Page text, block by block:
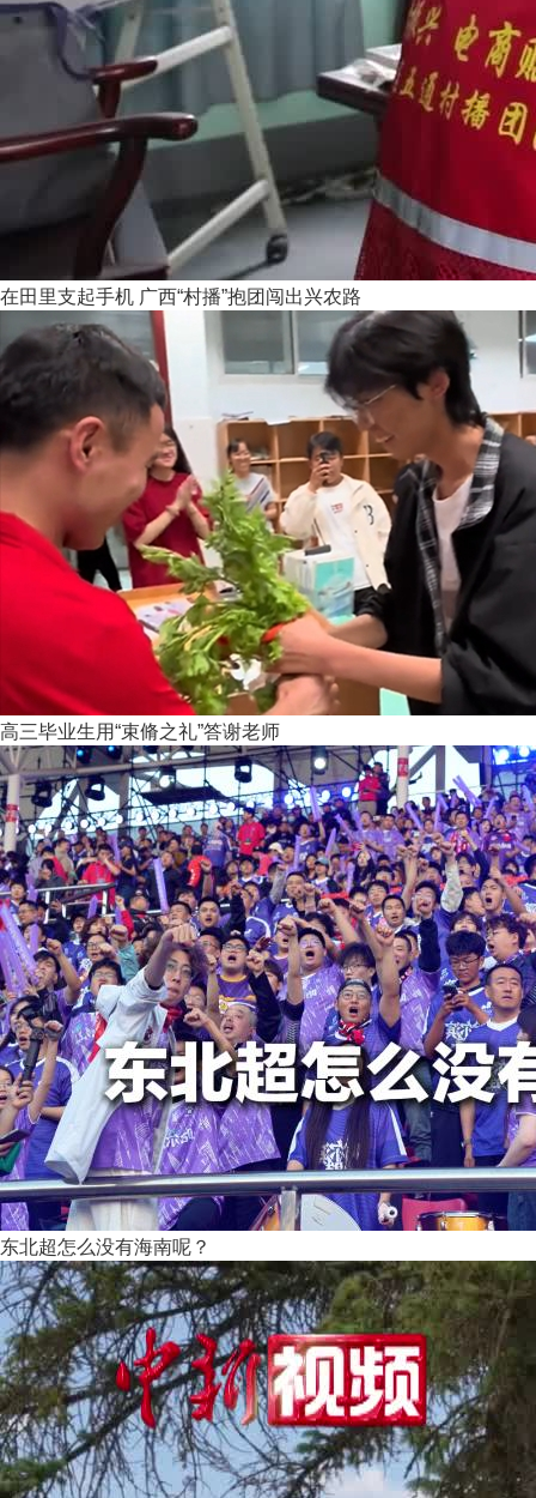
在田里支起手机 广西“村播”抱团闯出兴农路
高三毕业生用“束脩之礼”答谢老师
东北超怎么没有海南呢？